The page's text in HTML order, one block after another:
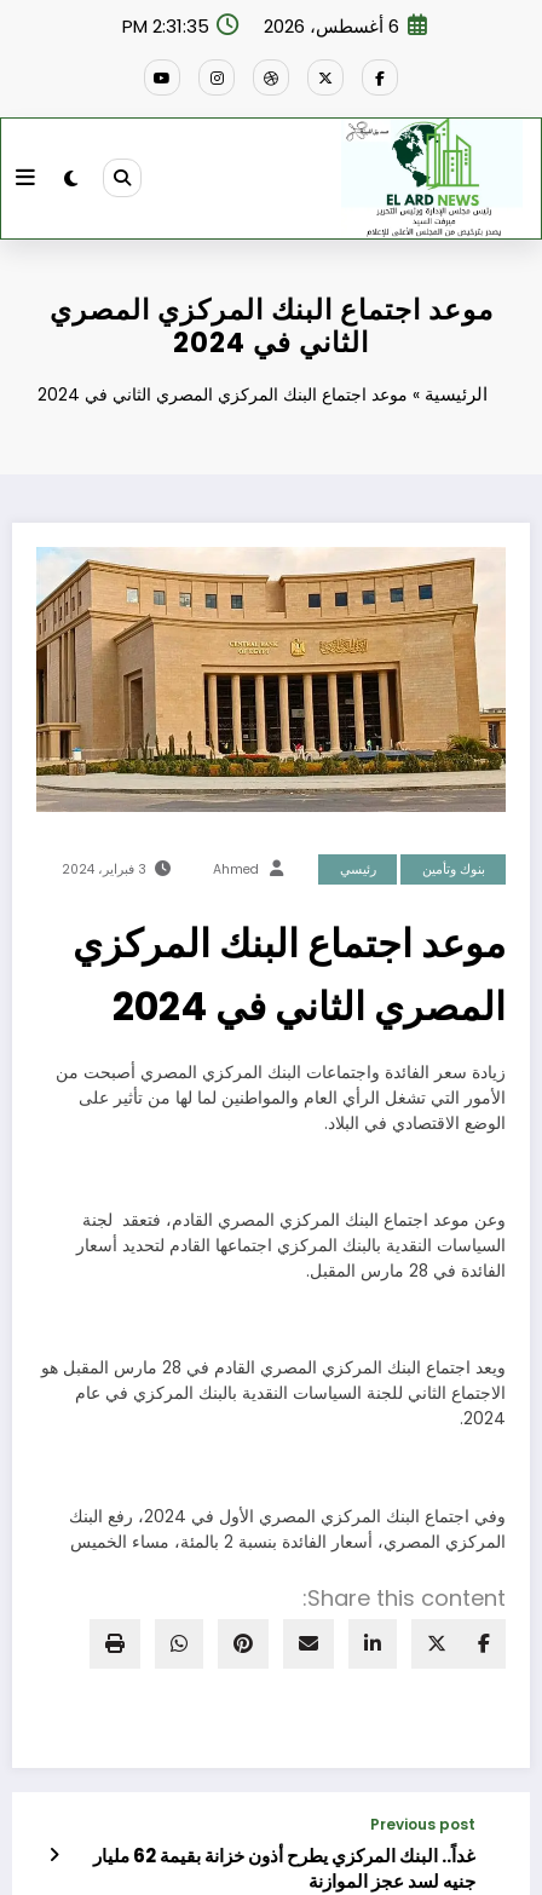
6 أغسطس، 2026 2:31:35 PM
موعد اجتماع البنك المركزي المصري
الثاني في 2024
الرئيسية » موعد اجتماع البنك المركزي المصري الثاني في 2024
بنوك وتأمين رئيسي Ahmed 3 فبراير، 2024
موعد اجتماع البنك المركزي
المصري الثاني في 2024
زيادة سعر الفائدة واجتماعات البنك المركزي المصري أصبحت من
الأمور التي تشغل الرأي العام والمواطنين لما لها من تأثير على
الوضع الاقتصادي في البلاد.
وعن موعد اجتماع البنك المركزي المصري القادم، فتعقد لجنة
السياسات النقدية بالبنك المركزي اجتماعها القادم لتحديد أسعار
الفائدة في 28 مارس المقبل.
ويعد اجتماع البنك المركزي المصري القادم في 28 مارس المقبل هو
الاجتماع الثاني للجنة السياسات النقدية بالبنك المركزي في عام
2024.
وفي اجتماع البنك المركزي المصري الأول في 2024، رفع البنك
المركزي المصري، أسعار الفائدة بنسبة 2 بالمئة، مساء الخميس
Share this content:
Previous post
غداً.. البنك المركزي يطرح أذون خزانة بقيمة 62 مليار
جنيه لسد عجز الموازنة